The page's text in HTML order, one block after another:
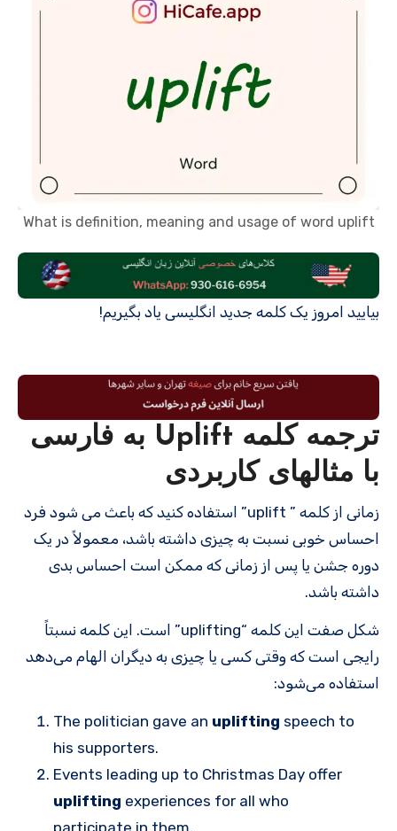
What is definition, meaning and usage of word uplift
بیایید امروز یک کلمه جدید انگلیسی یاد بگیریم!
ترجمه کلمه Uplift به فارسی
با مثالهای کاربردی
زمانی از کلمه ” uplift” استفاده کنید که باعث می شود فرد
احساس خوبی نسبت به چیزی داشته باشد، معمولاً در یک
دوره جشن یا پس از زمانی که ممکن است احساس بدی
داشته باشد.
شکل صفت این کلمه “uplifting” است. این کلمه نسبتاً
رایجی است که وقتی کسی یا چیزی به دیگران الهام می‌دهد
استفاده می‌شود:
The politician gave an uplifting speech to
his supporters.
Events leading up to Christmas Day offer
uplifting experiences for all who
participate in them.